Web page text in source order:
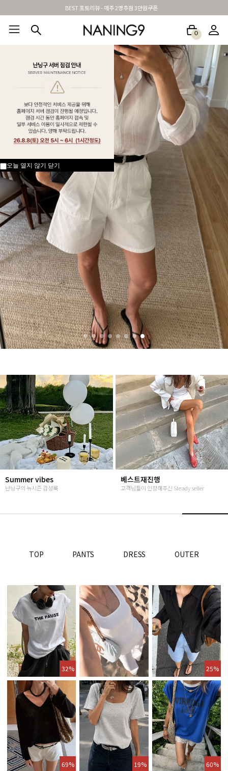
신규가입시 무료배송 + 2천원할인쿠폰
0
썸머여행룩 아울렛 하객&모임룩
Summer vibes
난닝구의 뉴시즌 감성룩
베스트재진행
고객님들이 인정해주신 Steady seller
TOP PANTS DRESS OUTER
32% 25%
69% 19% 60%
오늘 열지 않기 닫기